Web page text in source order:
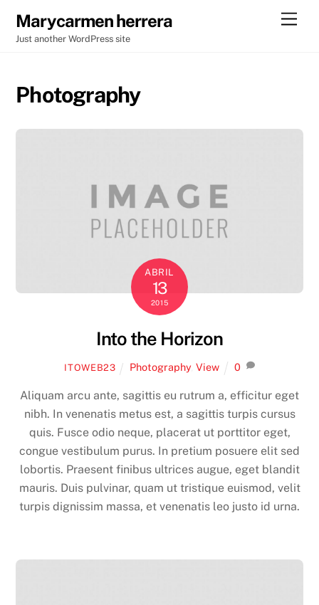
content
Marycarmen herrera
Just another WordPress site
Photography
ABRIL
13
2015
Into the Horizon
ITOWEB23 Photography,View 0
Aliquam arcu ante, sagittis eu rutrum a, efficitur eget
nibh. In venenatis metus est, a sagittis turpis cursus
quis. Fusce odio neque, placerat ut porttitor eget,
congue vestibulum purus. In pretium posuere elit sed
lobortis. Praesent finibus ultrices augue, eget blandit
mauris. Duis pulvinar, quam ut tristique euismod, velit
turpis dignissim massa, et venenatis leo justo id urna.